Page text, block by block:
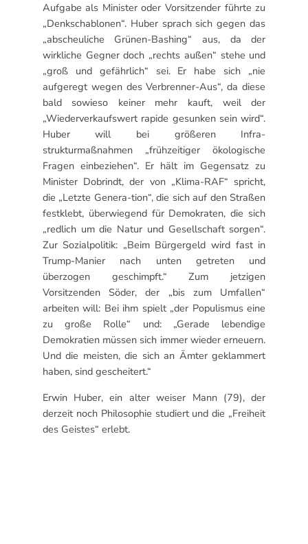
Aufgabe als Minister oder Vorsitzender führte zu
„Denkschablonen“. Huber sprach sich gegen das
„abscheuliche Grünen-Bashing“ aus, da der
wirkliche Gegner doch „rechts außen“ stehe und
„groß und gefährlich“ sei. Er habe sich „nie
aufgeregt wegen des Verbrenner-Aus“, da diese
bald sowieso keiner mehr kauft, weil der
„Wiederverkaufswert rapide gesunken sein wird“.
Huber will bei größeren Infra-
strukturmaßnahmen „frühzeitiger ökologische
Fragen einbeziehen“. Er hält im Gegensatz zu
Minister Dobrindt, der von „Klima-RAF“ spricht,
die „Letzte Genera-tion“, die sich auf den Straßen
festklebt, überwiegend für Demokraten, die sich
„redlich um die Natur und Gesellschaft sorgen“.
Zur Sozialpolitik: „Beim Bürgergeld wird fast in
Trump-Manier nach unten getreten und
überzogen geschimpft.“ Zum jetzigen
Vorsitzenden Söder, der „bis zum Umfallen“
arbeiten will: Bei ihm spielt „der Populismus eine
zu große Rolle“ und: „Gerade lebendige
Demokratien müssen sich immer wieder erneuern.
Und die meisten, die sich an Ämter geklammert
haben, sind gescheitert.“
Erwin Huber, ein alter weiser Mann (79), der
derzeit noch Philosophie studiert und die „Freiheit
des Geistes“ erlebt.